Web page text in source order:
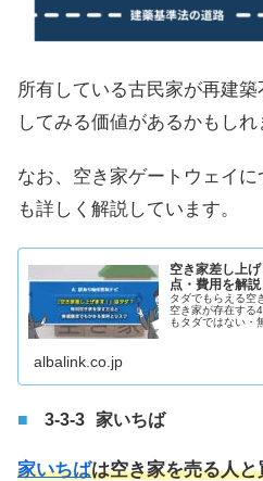
所有している古民家が再建
してみる価値があるかもしれ
なお、空き家ゲートウェイ
も詳しく解説しています。
空き家差し上
点・費用を解説
タダでもらえる空
空き家が存在する
もタダではない・
albalink.co.jp
家いちば
家いちばは空き家を売る人